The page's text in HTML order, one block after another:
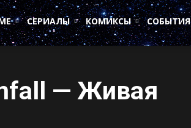
СЕРИАЛЫ КОМИКСЫ СОБЫТИЯ
— Живая